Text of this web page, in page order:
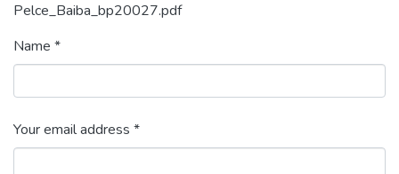
Pelce_Baiba_bp20027.pdf
Name *
Your email address *